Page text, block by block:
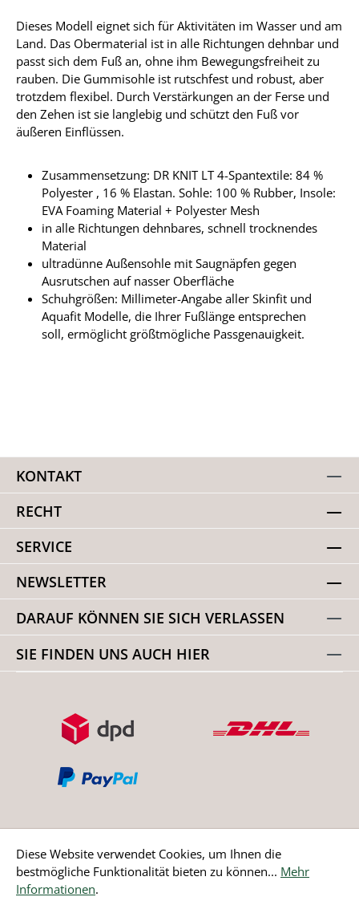
Dieses Modell eignet sich für Aktivitäten im Wasser und am
Land. Das Obermaterial ist in alle Richtungen dehnbar und
passt sich dem Fuß an, ohne ihm Bewegungsfreiheit zu
rauben. Die Gummisohle ist rutschfest und robust, aber
trotzdem flexibel. Durch Verstärkungen an der Ferse und
den Zehen ist sie langlebig und schützt den Fuß vor
äußeren Einflüssen.
Zusammensetzung: DR KNIT LT 4-Spantextile: 84 %
Polyester , 16 % Elastan. Sohle: 100 % Rubber, Insole:
EVA Foaming Material + Polyester Mesh
in alle Richtungen dehnbares, schnell trocknendes
Material
ultradünne Außensohle mit Saugnäpfen gegen
Ausrutschen auf nasser Oberfläche
Schuhgrößen: Millimeter-Angabe aller Skinfit und
Aquafit Modelle, die Ihrer Fußlänge entsprechen
soll, ermöglicht größtmögliche Passgenauigkeit.
KONTAKT
RECHT
SERVICE
NEWSLETTER
DARAUF KÖNNEN SIE SICH VERLASSEN
SIE FINDEN UNS AUCH HIER
Bestellung widerrufen
Diese Website verwendet Cookies, um Ihnen die
bestmögliche Funktionalität bieten zu können... Mehr
Informationen.